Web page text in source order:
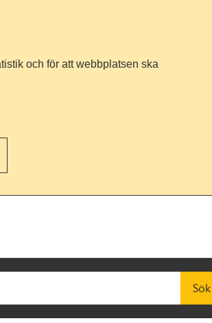
och för att webbplatsen ska
Sök